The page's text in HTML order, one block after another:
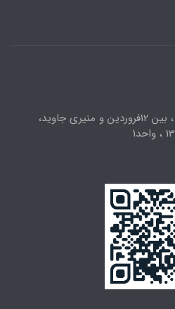
تهران، خیابان انقلاب ، بین 12فروردین و منیری جاوید،